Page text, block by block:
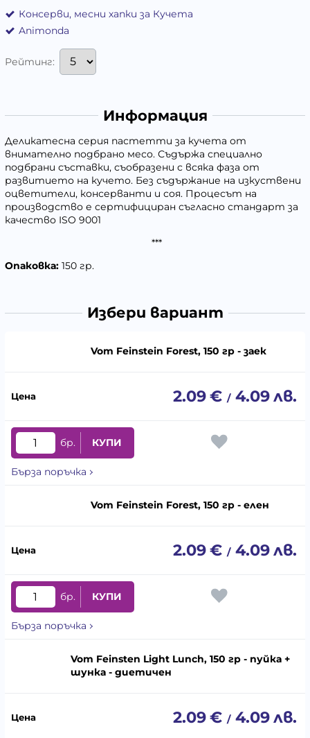
Консерви, месни хапки за Кучета
Animonda
Рейтинг:
Информация
Деликатесна серия пастетти за кучета от
внимателно подбрано месо. Съдържа специално
подбрани съставки, съобразени с всяка фаза от
развитието на кучето. Без съдържание на изкуствени
оцветители, консерванти и соя. Процесът на
производство е сертифициран съгласно стандарт за
качество ISO 9001
***
Опаковка: 150 гр.
Избери вариант
Vom Feinstein Forest, 150 гр - заек
2.09€ / 4.09лв.
бр. КУПИ
Бърза поръчка
Vom Feinstein Forest, 150 гр - елен
2.09€ / 4.09лв.
бр. КУПИ
Бърза поръчка
Vom Feinsten Light Lunch, 150 гр - пуйка +
шунка - диетичен
2.09€ / 4.09лв.